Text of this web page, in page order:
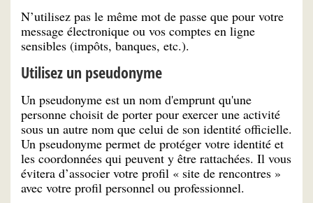
N’utilisez pas le même mot de passe que pour votre
message électronique ou vos comptes en ligne
sensibles (impôts, banques, etc.).
Utilisez un pseudonyme
Un pseudonyme est un nom d'emprunt qu'une
personne choisit de porter pour exercer une activité
sous un autre nom que celui de son identité officielle.
Un pseudonyme permet de protéger votre identité et
les coordonnées qui peuvent y être rattachées. Il vous
évitera d’associer votre profil « site de rencontres »
avec votre profil personnel ou professionnel.